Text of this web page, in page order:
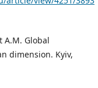
A.M. Global
dimension. Kyiv,